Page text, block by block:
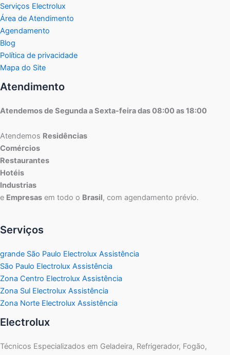
Serviços Electrolux
Área de Atendimento
Agendamento
Blog
Política de privacidade
Mapa do Site
Atendimento
Atendemos de Segunda a Sexta-feira das 08:00 as 18:00
Atendemos Residências
Comércios
Restaurantes
Hotéis
Industrias
e Empresas em todo o Brasil, com agendamento prévio.
Serviços
grande São Paulo Electrolux Assistência
São Paulo Electrolux Assistência
Zona Centro Electrolux Assistência
Zona Sul Electrolux Assistência
Zona Norte Electrolux Assistência
Electrolux
Técnicos Especializados em Geladeira, Refrigerador, Fogão,